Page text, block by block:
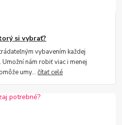
si vybrať?
vybavením každej
nám robiť viac i menej
umy...čítať celé